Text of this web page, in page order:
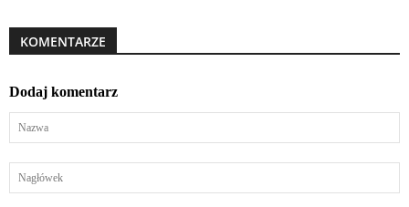
KOMENTARZE
Dodaj komentarz